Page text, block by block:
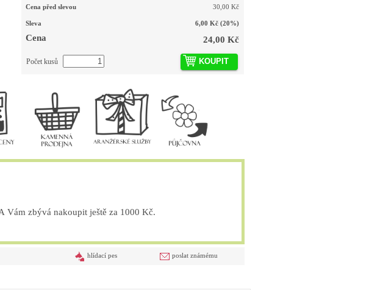
Cena před slevou 30,00 Kč
Sleva 6,00 Kč (20%)
Cena 24,00 Kč
KOUPIT
Počet kusů
Vám zbývá nakoupit ještě za 1000 Kč.
poslat známému
hlídací pes